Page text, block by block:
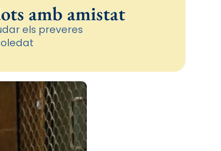
amb amistat
els preveres